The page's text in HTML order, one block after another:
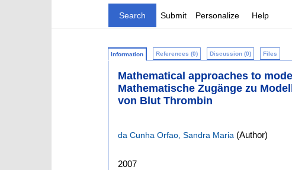
Search Submit Personalize Help
Information References (0) Discussion (0) Files
Mathematical approaches to
Mathematische Zugänge zu
von Blut Thrombin
da Cunha Orfao, Sandra Maria (Author)
2007